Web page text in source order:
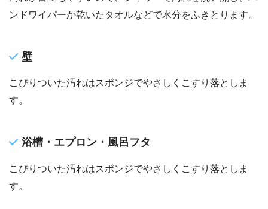
ンドワイパーか乾いたタオルなどで水分をふきとります。
壁
こびりついた汚れはスポンジでやさしくこすり落としま
す。
浴槽・エプロン・風呂フタ
こびりついた汚れはスポンジでやさしくこすり落としま
す。